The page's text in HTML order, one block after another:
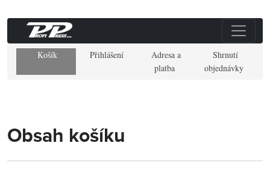
Košík Přihlášení
Adresa a
platba
Shrnutí
objednávky
Obsah košíku